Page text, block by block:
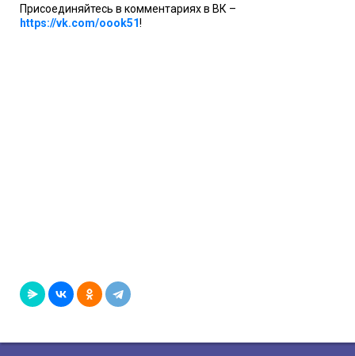
Присоединяйтесь в комментариях в ВК –
https://vk.com/oook51!